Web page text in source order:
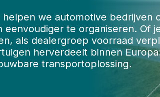
we automotive bedrijven
eenvoudiger te organiseren. Of
als dealergroep voorraad
herverdeelt binnen
transportoplossing.